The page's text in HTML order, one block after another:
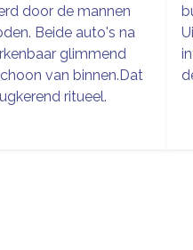
door de mannen
Beide auto's na
glimmend
van binnen.Dat
ritueel.